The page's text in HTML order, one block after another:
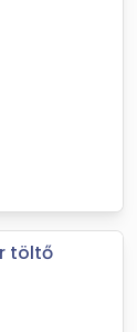
töltő